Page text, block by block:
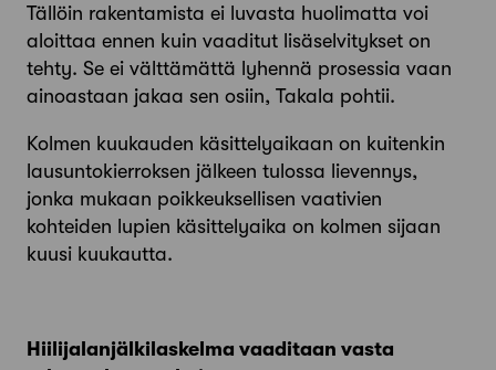
Tällöin rakentamista ei luvasta huolimatta voi
aloittaa ennen kuin vaaditut lisäselvitykset on
tehty. Se ei välttämättä lyhennä prosessia vaan
ainoastaan jakaa sen osiin, Takala pohtii.
Kolmen kuukauden käsittelyaikaan on kuitenkin
lausuntokierroksen jälkeen tulossa lievennys,
jonka mukaan poik­keuk­sellisen vaativien
kohteiden lupien käsittely­aika on kolmen sijaan
kuusi kuukautta.
Hiilijalanjälkilaskelma vaaditaan vasta